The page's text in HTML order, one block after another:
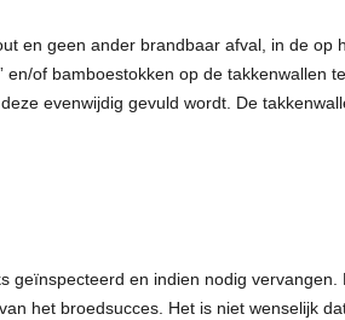
en geen ander brandbaar afval, in de op
of bamboestokken op de takkenwallen
evenwijdig gevuld wordt. De
geïnspecteerd en indien nodig vervangen.
het broedsucces. Het is niet wenselijk